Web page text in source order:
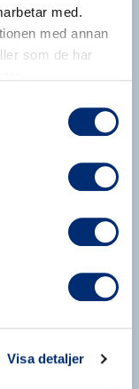
med.
med annan
som de har
Visa detaljer